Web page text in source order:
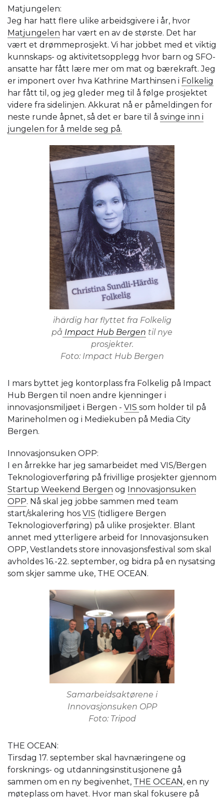
Matjungelen:
Jeg har hatt flere ulike arbeidsgivere i år, hvor
Matjungelen har vært en av de største. Det har
vært et drømmeprosjekt. Vi har jobbet med et viktig
kunnskaps- og aktivitetsopplegg hvor barn og SFO-
ansatte har fått lære mer om mat og bærekraft. Jeg
er imponert over hva Kathrine Marthinsen i Folkelig
har fått til, og jeg gleder meg til å følge prosjektet
videre fra sidelinjen. Akkurat nå er påmeldingen for
neste runde åpnet, så det er bare til å svinge inn i
jungelen for å melde seg på.
ihärdig har flyttet fra Folkelig
på Impact Hub Bergen til nye
prosjekter.
Foto: Impact Hub Bergen
I mars byttet jeg kontorplass fra Folkelig på Impact
Hub Bergen til noen andre kjenninger i
innovasjonsmiljøet i Bergen - VIS som holder til på
Marineholmen og i Mediekuben på Media City
Bergen.
Innovasjonsuken OPP:
I en årrekke har jeg samarbeidet med VIS/Bergen
Teknologioverføring på frivillige prosjekter gjennom
Startup Weekend Bergen og Innovasjonsuken
OPP. Nå skal jeg jobbe sammen med team
start/skalering hos VIS (tidligere Bergen
Teknologioverføring) på ulike prosjekter. Blant
annet med ytterligere arbeid for Innovasjonsuken
OPP, Vestlandets store innovasjonsfestival som skal
avholdes 16.-22. september, og bidra på en nysatsing
som skjer samme uke, THE OCEAN.
Samarbeidsaktørene i
Innovasjonsuken OPP
Foto: Tripod
THE OCEAN:
Tirsdag 17. september skal havnæringene og
forsknings- og utdanningsinstitusjonene gå
sammen om en ny begivenhet, THE OCEAN, en ny
møteplass om havet. Hvor man skal fokusere på